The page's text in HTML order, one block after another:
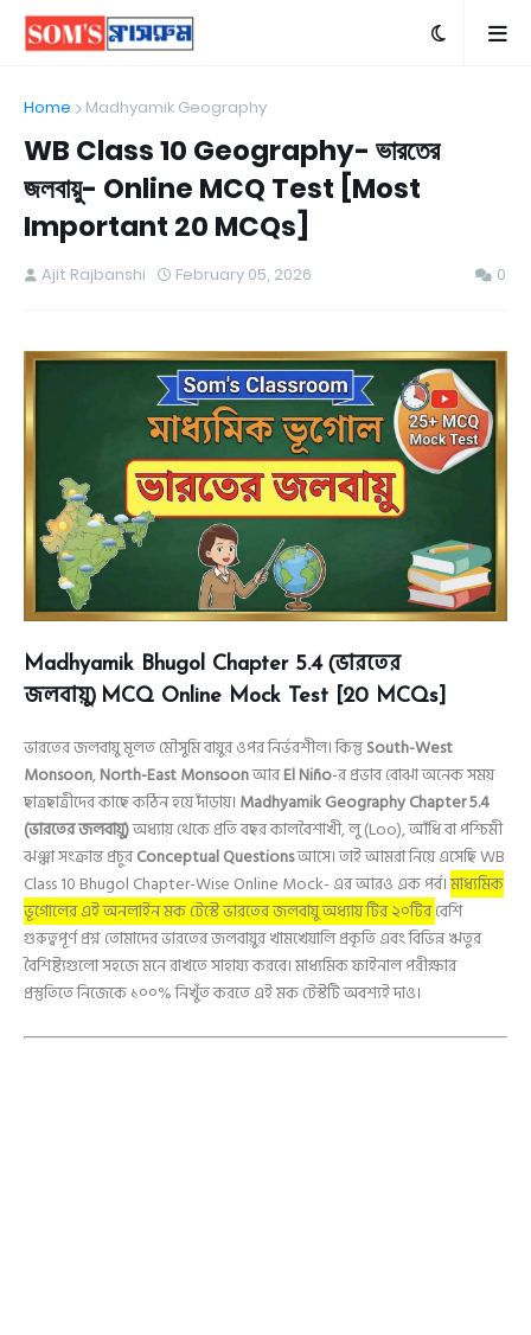
Home Madhyamik Geography
WB Class 10 Geography- ভারতের
জলবায়ু- Online MCQ Test [Most
Important 20 MCQs]
Ajit Rajbanshi February 05, 2026 0
Madhyamik Bhugol Chapter 5.4(ভারতের
জলবায়ু) MCQ Online Mock Test [20 MCQs]
ভারতের জলবায়ু মূলত মৌসুমি বায়ুর ওপর নির্ভরশীল। কিন্তুSouth-West
Monsoon,North-East MonsoonআরEl Niño-র প্রভাব বোঝা অনেক সময়
ছাত্রছাত্রীদের কাছে কঠিন হয়ে দাঁড়ায়। Madhyamik Geography Chapter 5.4
(ভারতের জলবায়ু)অধ্যায় থেকে প্রতি বছর কালবৈশাখী, লু (Loo), আঁধি বা পশ্চিমী
ঝঞ্ঝা সংক্রান্ত প্রচুরConceptual Questionsআসে। তাই আমরা নিয়ে এসেছি WB
Class 10 Bhugol Chapter-Wise Online Mock- এর আরও এক পর্ব।মাধ্যমিক
ভূগোলের এই অনলাইন মক টেস্টে ভারতের জলবায়ু অধ্যায় টির ২০টিরবেশি
গুরুত্বপূর্ণ প্রশ্ন তোমাদের ভারতের জলবায়ুর খামখেয়ালি প্রকৃতি এবং বিভিন্ন ঋতুর
বৈশিষ্ট্যগুলো সহজে মনে রাখতে সাহায্য করবে। মাধ্যমিক ফাইনাল পরীক্ষার
প্রস্তুতিতে নিজেকে ১০০% নিখুঁত করতে এই মক টেস্টটি অবশ্যই দাও।